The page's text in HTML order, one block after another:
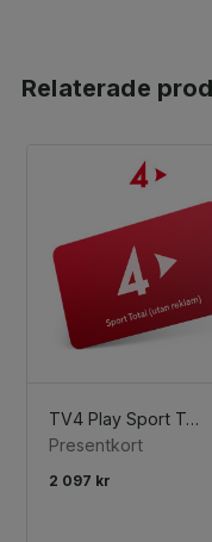
Relaterade
TV4 Play Sport Total (utan reklam)
Presentkort
2 097 kr